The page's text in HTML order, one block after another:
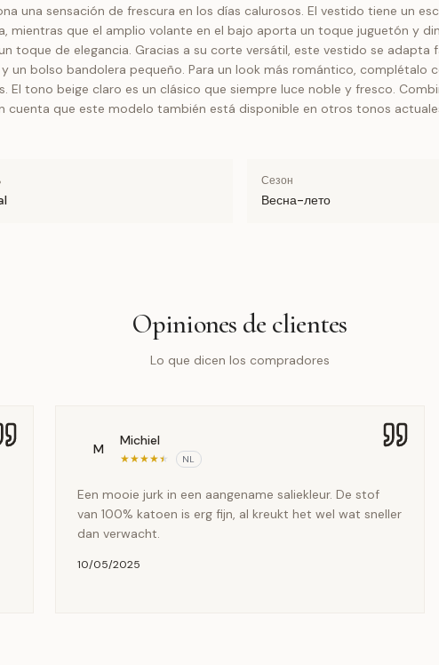
una sensación de frescura en los días calurosos. El vestido tiene un
mientras que el amplio volante en el bajo aporta un toque juguetón y
toque de elegancia. Gracias a su corte versátil, este vestido se adapta
un bolso bandolera pequeño. Para un look más romántico, complétalo
tono beige claro es un clásico que siempre luce noble y fresco.
que este modelo también está disponible en otros tonos
Сезон
Весна-лето
Opiniones de clientes
Lo que dicen los compradores
M
Michiel
★★★★★ NL
Een mooie jurk in een aangename saliekleur. De stof
van 100% katoen is erg fijn, al kreukt het wel wat sneller
dan verwacht.
10/05/2025